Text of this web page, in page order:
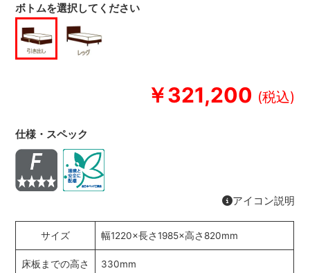
￥321,200
ボトムを選択してください
仕様・スペック
アイコン説明
サイズ 幅1220×長さ1985×高さ820mm
床板までの高さ 330mm